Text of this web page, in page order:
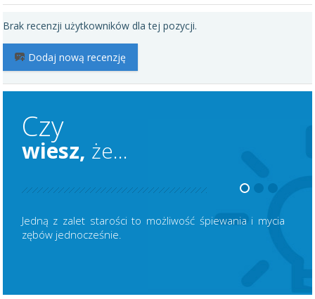
Brak recenzji użytkowników dla tej pozycji.
Dodaj nową recenzję
Czy
wiesz, że...
Jedną z zalet starości to możliwość śpiewania i mycia
zębów jednocześnie.